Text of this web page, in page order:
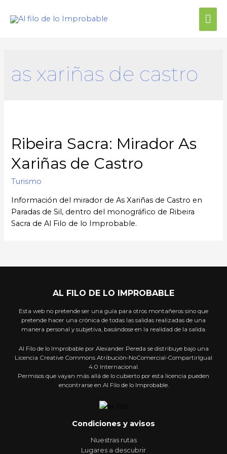
as xariñas de castro
Ribeira Sacra: Mirador As
Xariñas de Castro
Turismo
Información del mirador de As Xariñas de Castro en
Paradas de Sil, dentro del monográfico de Ribeira
Sacra de Al Filo de lo Improbable.
AL FILO DE LO IMPROBABLE
Esta web no pretende ser una guía para otros montañeros sino que
pretende hacer una crónica de todas las salidas realizadas de una
manera personal y subjetiva, basándose en la realidad de la salida.
Al Filo de lo Improbable por Alexander Pereda se distribuye bajo una
Licencia Creative Commons Atribución-NoComercial-CompartirIgual
4.0 Internacional.
Permisos que vayan más allá de lo cubierto por esta licencia pueden
encontrarse en Al Filo de lo Improbable.
Condiciones y avisos
Nuestras rutas
Lugares a descubrir